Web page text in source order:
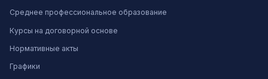
Среднее профессиональное образование
Курсы на договорной основе
Нормативные акты
Графики